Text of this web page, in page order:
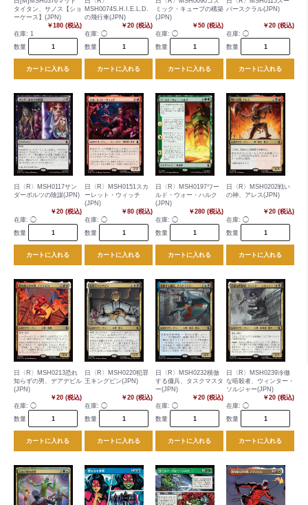
タイタン、サノス【ショ
ーケース】(JPN)
￥180 (税込)
在庫: 1
数量
カートに入れる
MSH0074S.H.I.E.L.D.
の飛行車(JPN)
￥20 (税込)
在庫: ◯
数量
カートに入れる
ミック・キューブの構築
(JPN)
￥50 (税込)
在庫: ◯
数量
カートに入れる
パースクラル(JPN)
￥20 (税込)
在庫: ◯
数量
カートに入れる
日〈R〉MSH0117サン
ダーボルツの陰謀(JPN)
￥20 (税込)
在庫: ◯
数量
カートに入れる
日〈R〉MSH0151スカ
ーレット・ウィッチ
(JPN)
￥80 (税込)
在庫: ◯
数量
カートに入れる
日〈R〉MSH0197ワー
ルド・ウォー・ハルク
(JPN)
￥280 (税込)
在庫: ◯
数量
カートに入れる
日〈R〉MSH0202戦い
の神、アレス(JPN)
￥20 (税込)
在庫: ◯
数量
カートに入れる
日〈R〉MSH0213恐れ
知らずの男、デアデビル
(JPN)
￥20 (税込)
在庫: ◯
数量
カートに入れる
日〈R〉MSH0220犯罪
王キングピン(JPN)
￥20 (税込)
在庫: ◯
数量
カートに入れる
日〈R〉MSH0232模倣
する傭兵、タスクマスタ
ー(JPN)
￥20 (税込)
在庫: ◯
数量
カートに入れる
日〈R〉MSH0239冷徹
な暗殺者、ウィンター・
ソルジャー(JPN)
￥20 (税込)
在庫: ◯
数量
カートに入れる